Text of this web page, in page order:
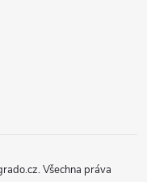
. Všechna práva